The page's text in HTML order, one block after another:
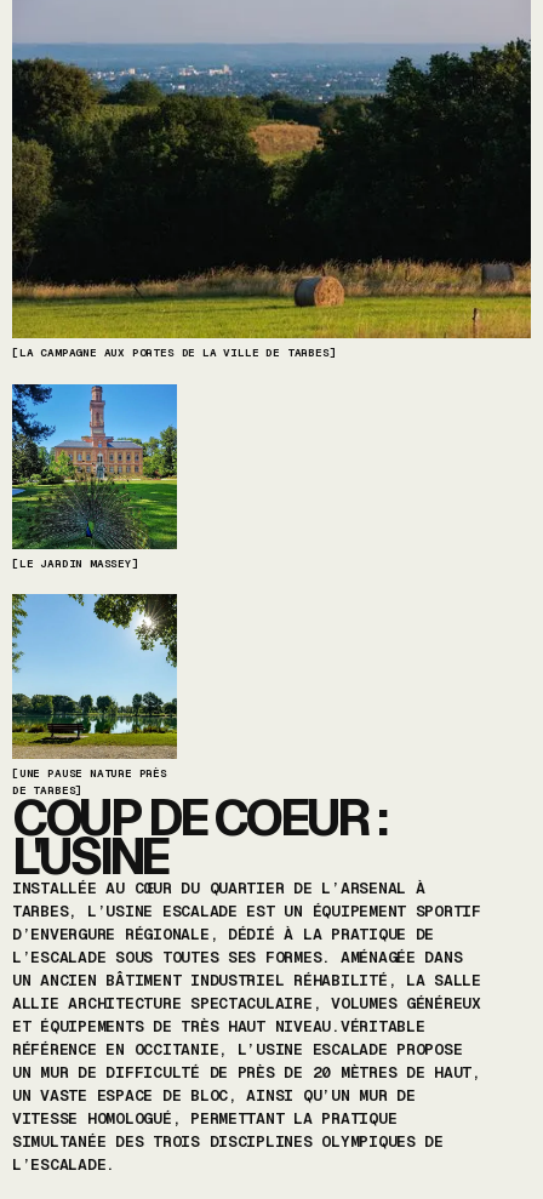
[LA CAMPAGNE AUX PORTES DE LA VILLE DE TARBES]
[LE JARDIN MASSEY]
[UNE PAUSE NATURE PRÈS
DE TARBES]
COUP DE COEUR :
L'USINE
INSTALLÉE AU CŒUR DU QUARTIER DE L’ARSENAL À
TARBES, L’USINE ESCALADE EST UN ÉQUIPEMENT SPORTIF
D’ENVERGURE RÉGIONALE, DÉDIÉ À LA PRATIQUE DE
L’ESCALADE SOUS TOUTES SES FORMES. AMÉNAGÉE DANS
UN ANCIEN BÂTIMENT INDUSTRIEL RÉHABILITÉ, LA SALLE
ALLIE ARCHITECTURE SPECTACULAIRE, VOLUMES GÉNÉREUX
ET ÉQUIPEMENTS DE TRÈS HAUT NIVEAU.VÉRITABLE
RÉFÉRENCE EN OCCITANIE, L’USINE ESCALADE PROPOSE
UN MUR DE DIFFICULTÉ DE PRÈS DE 20 MÈTRES DE HAUT,
UN VASTE ESPACE DE BLOC, AINSI QU’UN MUR DE
VITESSE HOMOLOGUÉ, PERMETTANT LA PRATIQUE
SIMULTANÉE DES TROIS DISCIPLINES OLYMPIQUES DE
L’ESCALADE.